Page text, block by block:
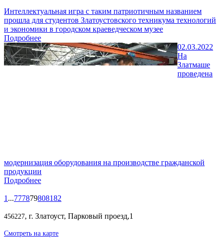
Интеллектуальная игра с таким патриотичным названием
прошла для студентов Златоустовского техникума технологий
и экономики в городском краеведческом музее
Подробнее
02.03.2022
На
Златмаше
проведена
модернизация оборудования на производстве гражданской
продукции
Подробнее
1 ...777879808182
456227, г. Златоуст, Парковый проезд,1
Смотреть на карте